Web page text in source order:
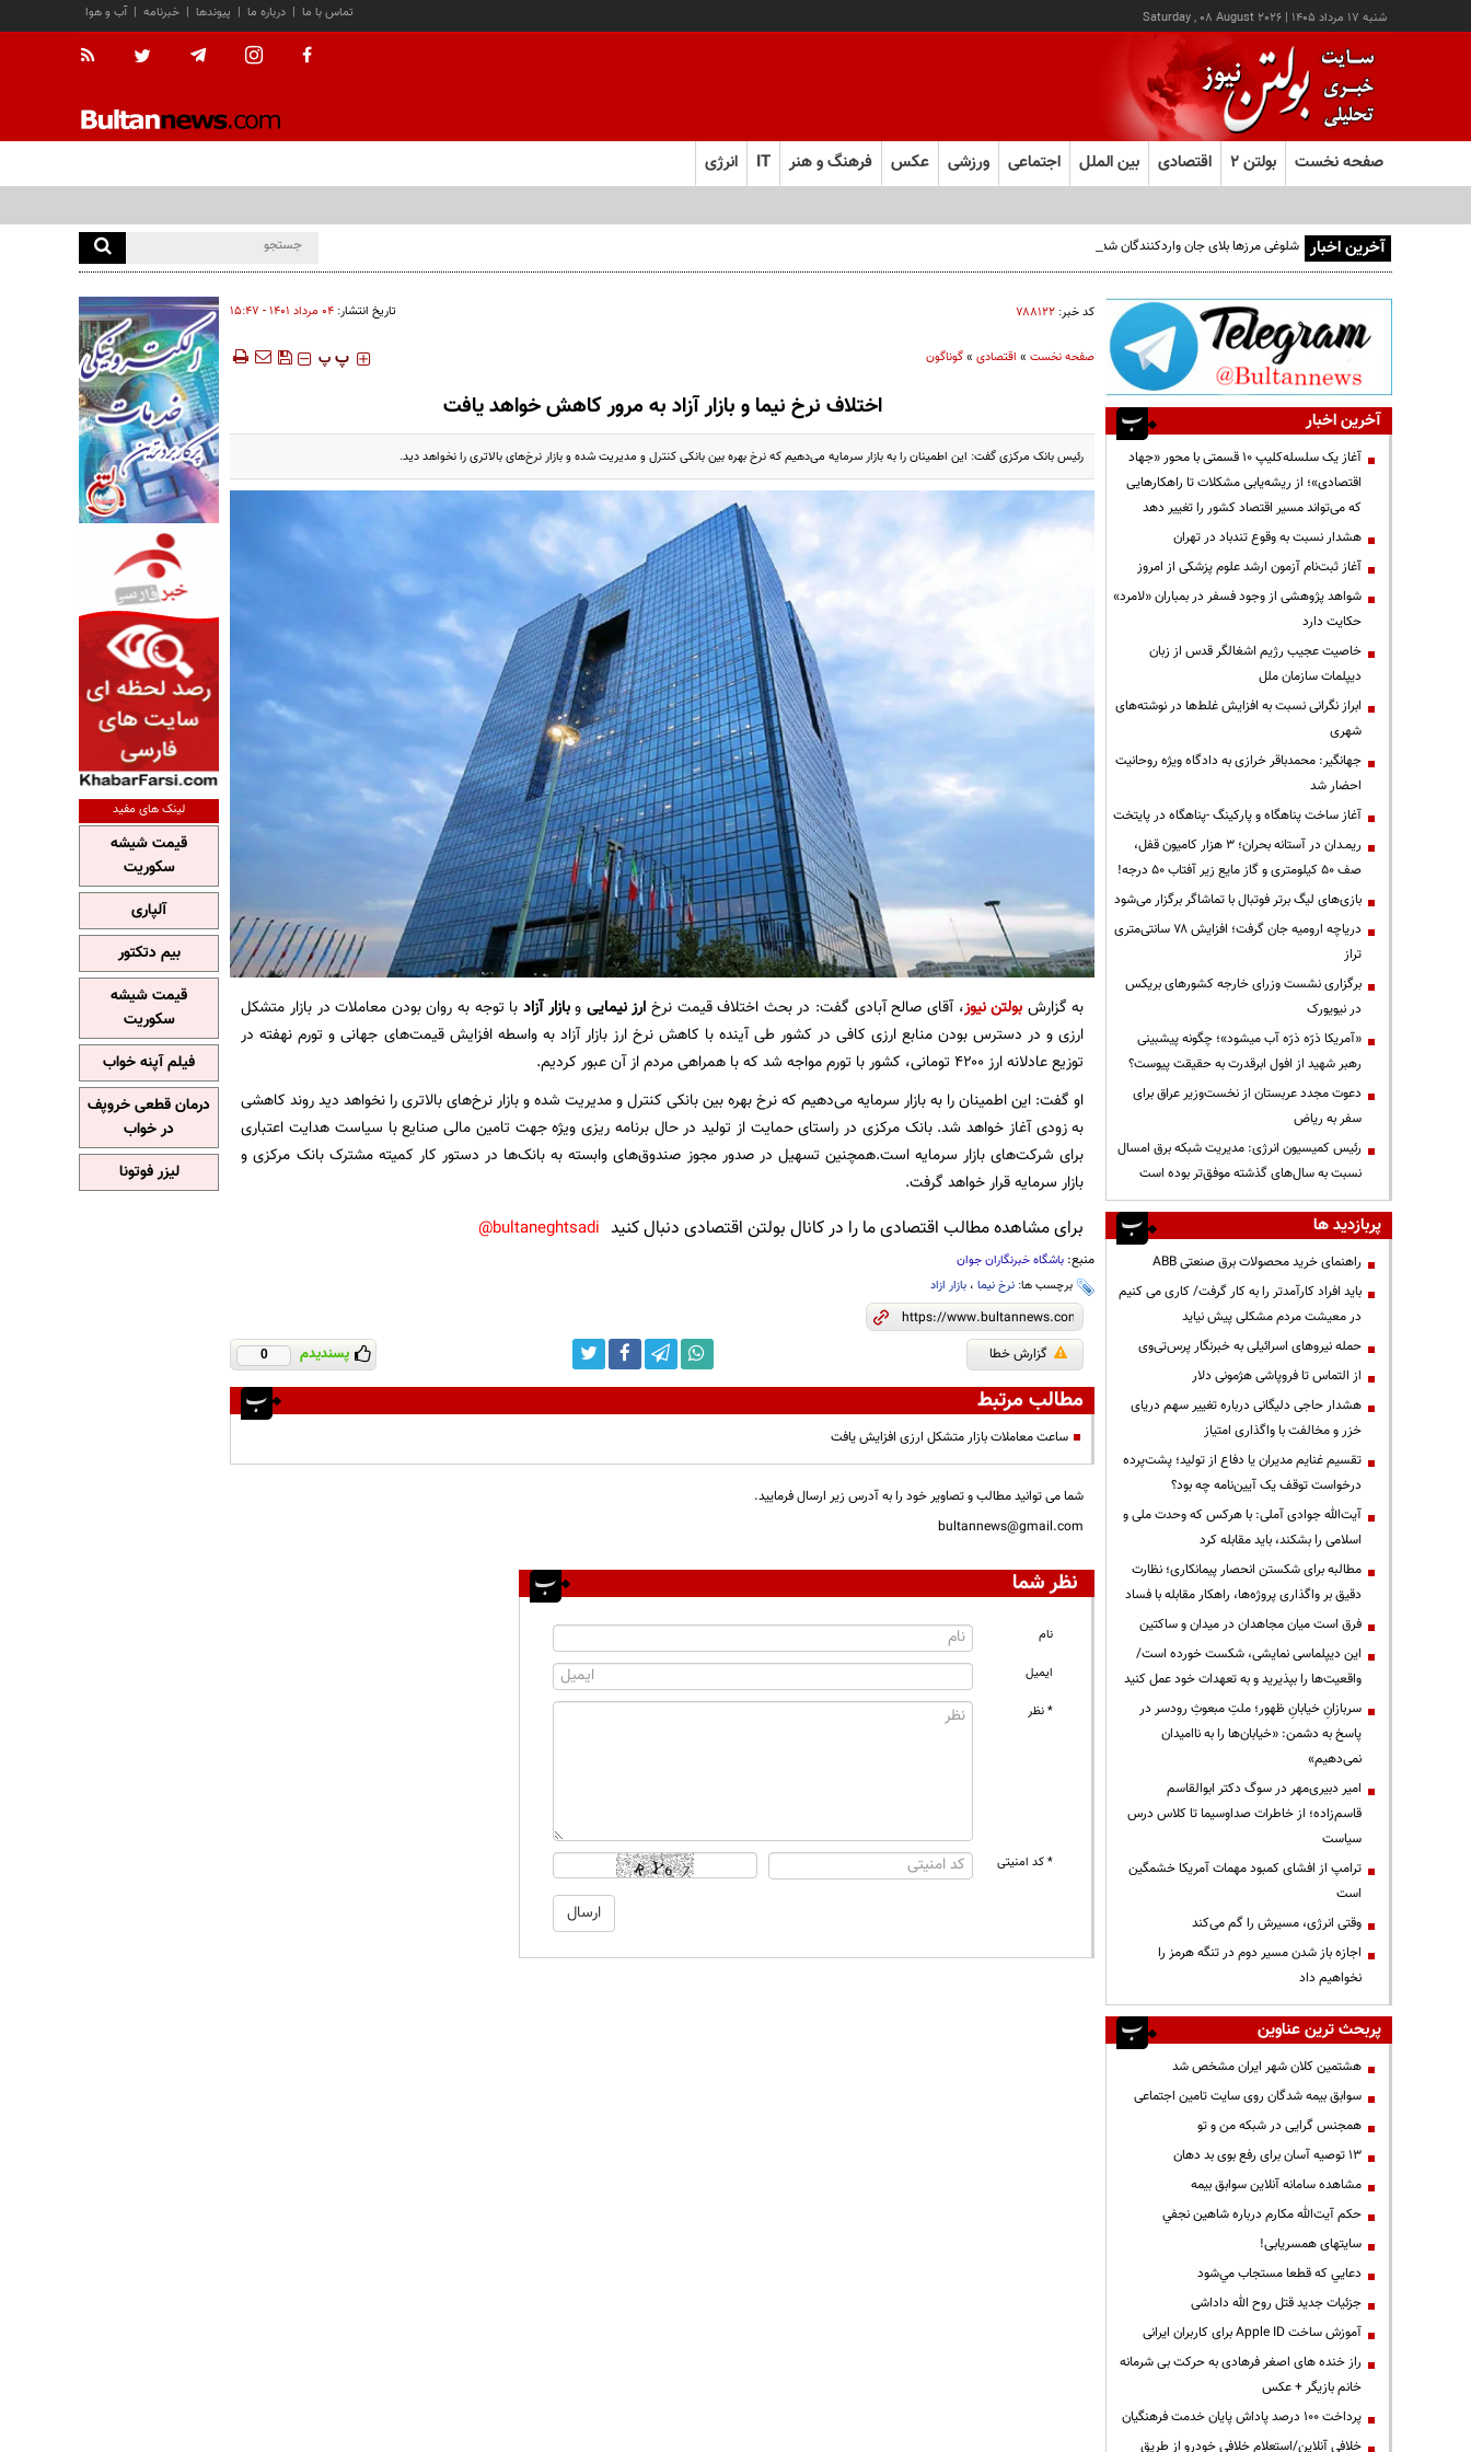
شنبه ۱۷ مرداد ۱۴۰۵ |
Saturday , 08 August 2026 آب و هوا | خبرنامه | پیوندها | درباره ما | تماس با ما
صفحه نخست بولتن ۲ اقتصادی بین الملل اجتماعی ورزشی عکس فرهنگ و هنر IT انرژی
آخرین اخبار شلوغی مرزها بلای جان واردکنندگان شده است
کد خبر: ۷۸۸۱۲۲ تاریخ انتشار: ۰۴ مرداد ۱۴۰۱ - ۱۵:۴۷
صفحه نخست» اقتصادی»گوناگون ‍‍‍ پ پ
اختلاف نرخ نیما و بازار آزاد به مرور کاهش خواهد یافت
رئیس بانک مرکزی گفت: این اطمینان را به بازار سرمایه می‌دهیم که نرخ بهره بین بانکی کنترل و مدیریت شده و بازار نرخ‌های بالاتری را نخواهد دید.
به گزارش بولتن نیوز، آقای صالح آبادی گفت: در بحث اختلاف قیمت نرخ ارز نیمایی وبازار آزاد با توجه به روان بودن معاملات در بازار متشکل
ارزی و در دسترس بودن منابع ارزی کافی در کشور طی آینده با کاهش نرخ ارز بازار آزاد به واسطه افزایش قیمت‌های جهانی و تورم نهفته در
توزیع عادلانه ارز ۴۲۰۰ تومانی، کشور با تورم مواجه شد که با همراهی مردم از آن عبور کردیم.
او گفت: این اطمینان را به بازار سرمایه می‌دهیم که نرخ بهره بین بانکی کنترل و مدیریت شده و بازار نرخ‌های بالاتری را نخواهد دید روند کاهشی
به زودی آغاز خواهد شد. بانک مرکزی در راستای حمایت از تولید در حال برنامه ریزی ویژه جهت تامین مالی صنایع با سیاست هدایت اعتباری
برای شرکت‌های بازار سرمایه است.همچنین تسهیل در صدور مجوز صندوق‌های وابسته به بانک‌ها در دستور کار کمیته مشترک بانک مرکزی و
بازار سرمایه قرار خواهد گرفت.
برای مشاهده مطالب اقتصادی ما را در کانال بولتن اقتصادی دنبال کنید bultaneghtsadi@
منبع: باشگاه خبرنگاران جوان
برچسب ها: نرخ نیما، بازار ازاد
گزارش خطا پسندیدم 0
مطالب مرتبط
ساعت معاملات بازار متشکل ارزی افزایش یافت
شما می توانید مطالب و تصاویر خود را به آدرس زیر ارسال فرمایید.
bultannews@gmail.com
نظر شما
نام
ایمیل
* نظر
* کد امنیتی
آخرین اخبار
آغاز یک سلسله‌کلیپ ۱۰ قسمتی با محور «جهاد
اقتصادی»؛ از ریشه‌یابی مشکلات تا راهکارهایی
که می‌تواند مسیر اقتصاد کشور را تغییر دهد
هشدار نسبت به وقوع تندباد در تهران
آغاز ثبت‌نام آزمون ارشد علوم پزشکی از امروز
شواهد پژوهشی از وجود فسفر در بمباران «لامرد»
حکایت دارد
خاصیت عجیب رژیم اشغالگر قدس از زبان
دیپلمات سازمان ملل
ابراز نگرانی نسبت به افزایش غلط‌ها در نوشته‌های
شهری
جهانگیر: محمدباقر خرازی به دادگاه ویژه روحانیت
احضار شد
آغاز ساخت پناهگاه و پارکینگ -پناهگاه در پایتخت
ریمـدان در آستانه بحران؛ ۳ هزار کامیون قفل،
صف ۵۰ کیلومتری و گاز مایع زیر آفتاب ۵۰ درجه!
بازی‌های لیگ برتر فوتبال با تماشاگر برگزار می‌شود
دریاچه ارومیه جان گرفت؛ افزایش ۷۸ سانتی‌متری
تراز
برگزاری نشست وزرای خارجه کشورهای بریکس
در نیویورک
«آمریکا ذرّه ذرّه آب میشود»؛ چگونه پیشبینی
رهبر شهید از افول ابرقدرت به حقیقت پیوست؟
دعوت مجدد عربستان از نخست‌وزیر عراق برای
سفر به ریاض
رئیس کمیسیون انرژی: مدیریت شبکه برق امسال
نسبت به سال‌های گذشته موفق‌تر بوده است
پربازدید ها
راهنمای خرید محصولات برق صنعتی ABB
باید افراد کارآمدتر را به کار گرفت/ کاری می کنیم
در معیشت مردم مشکلی پیش نیاید
حمله نیروهای اسرائیلی به خبرنگار پرس‌تی‌وی
از التماس تا فروپاشی هژمونی دلار
هشدار حاجی دلیگانی درباره تغییر سهم دریای
خزر و مخالفت با واگذاری امتیاز
تقسیم غنایم مدیران یا دفاع از تولید؛ پشت‌پرده
درخواست توقف یک آیین‌نامه چه بود؟
آیت‌الله جوادی آملی: با هرکس که وحدت ملی و
اسلامی را بشکند، باید مقابله کرد
مطالبه برای شکستن انحصار پیمانکاری؛ نظارت
دقیق بر واگذاری پروژه‌ها، راهکار مقابله با فساد
فرق است میان مجاهدان در میدان و ساکتین
این دیپلماسی نمایشی، شکست خورده است/
واقعیت‌ها را بپذیرید و به تعهدات خود عمل کنید
سربازانِ خیابانِ ظهور؛ ملتِ مبعوثِ رودسر در
پاسخ به دشمن: «خیابان‌ها را به ناامیدان
نمی‌دهیم»
امیر دبیری‌مهر در سوگ دکتر ابوالقاسم
قاسم‌زاده؛ از خاطرات صداوسیما تا کلاس درس
سیاست
ترامپ از افشای کمبود مهمات آمریکا خشمگین
است
وقتی انرژی، مسیرش را گم می‌کند
اجازه باز شدن مسیر دوم در تنگه هرمز را
نخواهیم داد
پربحث ترین عناوین
هشتمین کلان شهر ایران مشخص شد
سوابق بیمه شدگان روی سایت تامین اجتماعی
همجنس گرایی در شبکه من و تو
13 توصیه آسان برای رفع بوی بد دهان
مشاهده سامانه آنلاين سوابق بیمه
حكم آيت‌الله مكارم درباره شاهين نجفي
سایتهای همسریابی!
دعايي كه قطعا مستجاب مي‌شود
جزئیات جدید قتل روح الله داداشی
آموزش ساخت Apple ID برای کاربران ایرانی
راز خنده های اصغر فرهادی به حرکت بی شرمانه
خانم بازیگر + عکس
پرداخت ۱۰۰ درصد پاداش پایان خدمت فرهنگیان
خلافی آنلاین/استعلام خلافی خودرو از طریق
لینک های مفید
قیمت شیشه
سکوریت
آلپاری
بیم دتکتور
قیمت شیشه
سکوریت
فیلم آپنه خواب
درمان قطعی خروپف
در خواب
لیزر فوتونا